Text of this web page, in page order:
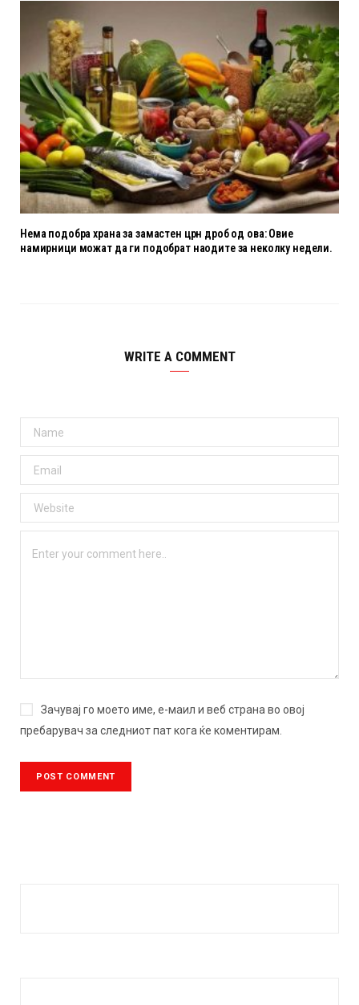
Нема подобра храна за замастен црн дроб од ова: Овие
намирници можат да ги подобрат наодите за неколку недели.
WRITE A COMMENT
Зачувај го моето име, е-маил и веб страна во овој
пребарувач за следниот пат кога ќе коментирам.